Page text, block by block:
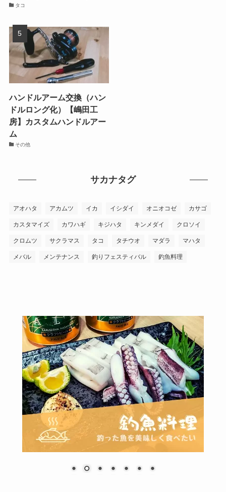
タコ
ハンドルアーム交換（ハン
ドルロング化）【嶋田工
房】カスタムハンドルアー
ム
その他
サカナタグ
アオハタ アカムツ イカ イシダイ オニオコゼ カサゴ
カスタマイズ カワハギ キジハタ キンメダイ クロソイ
クロムツ サクラマス タコ タチウオ マダラ マハタ
メバル メンテナンス 釣りフェスティバル 釣魚料理